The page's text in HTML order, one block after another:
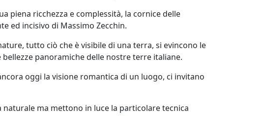
piena ricchezza e complessità, la cornice delle
ed incisivo di Massimo Zecchin.
tutto ciò che è visibile di una terra, si evincono le
panoramiche delle nostre terre italiane.
oggi la visione romantica di un luogo, ci invitano
ma mettono in luce la particolare tecnica